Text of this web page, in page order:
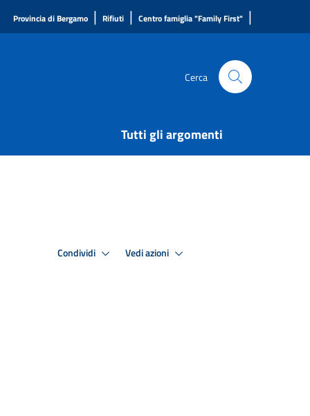
Provincia di Bergamo | Rifiuti | Centro famiglia "Family First" |
Cerca
Tutti gli argomenti
Condividi Vedi azioni